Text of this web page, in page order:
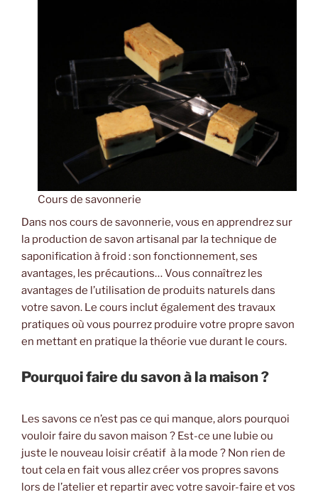
Cours de savonnerie
Dans nos cours de savonnerie, vous en apprendrez sur
la production de savon artisanal par la technique de
saponification à froid : son fonctionnement, ses
avantages, les précautions… Vous connaîtrez les
avantages de l’utilisation de produits naturels dans
votre savon. Le cours inclut également des travaux
pratiques où vous pourrez produire votre propre savon
en mettant en pratique la théorie vue durant le cours.
Pourquoi faire du savon à la maison ?
Les savons ce n’est pas ce qui manque, alors pourquoi
vouloir faire du savon maison ? Est-ce une lubie ou
juste le nouveau loisir créatif à la mode ? Non rien de
tout cela en fait vous allez créer vos propres savons
lors de l’atelier et repartir avec votre savoir-faire et vos